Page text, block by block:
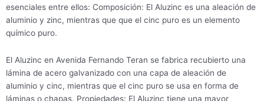
esenciales entre ellos: Composición: El Aluzinc es una aleación de
aluminio y zinc, mientras que que el cinc puro es un elemento
químico puro.
El Aluzinc en Avenida Fernando Teran se fabrica recubierto una
lámina de acero galvanizado con una capa de aleación de
aluminio y cinc, mientras que el cinc puro se usa en forma de
láminas o chapas. Propiedades: El Aluzinc tiene una mayor